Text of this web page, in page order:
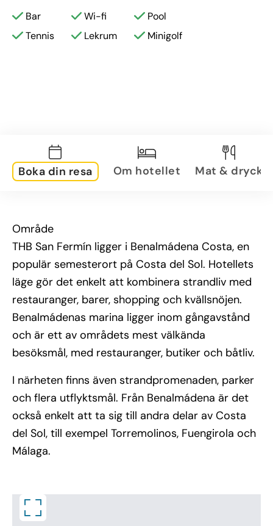
Bar
Wi-fi
Pool
Tennis
Lekrum Minigolf
Boka din resa Om hotellet Mat & dryck
Område
THB San Fermín ligger i Benalmádena Costa, en
populär semesterort på Costa del Sol. Hotellets
läge gör det enkelt att kombinera strandliv med
restauranger, barer, shopping och kvällsnöjen.
Benalmádenas marina ligger inom gångavstånd
och är ett av områdets mest välkända
besöksmål, med restauranger, butiker och båtliv.
I närheten finns även strandpromenaden, parker
och flera utflyktsmål. Från Benalmádena är det
också enkelt att ta sig till andra delar av Costa
del Sol, till exempel Torremolinos, Fuengirola och
Málaga.